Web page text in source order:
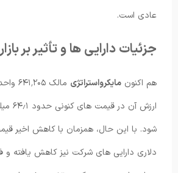
عادی است.
جزئیات دارایی ها و تأثیر بر بازار
هم اکنون مایکرواستراتژی
مالک
ارزش
شود. با این حال، همزمان با کاهش اخیر
دلاری دارایی های شرکت نیز کاهش یافته و